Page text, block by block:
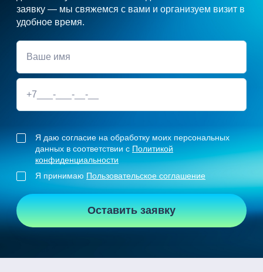
заявку — мы свяжемся с вами и организуем визит в
удобное время.
Я даю согласие на обработку моих персональных
данных в соответствии с Политикой
конфиденциальности
Я принимаю Пользовательское соглашение
Оставить заявку